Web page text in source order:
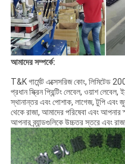
আমাদের সম্পর্কে:
T&K গার্মেন্ট এক্সেসরিজ কোং, লিমিটেড
প্রধান স্ক্রিন প্রিন্টিং লেবেল, ওয়াশ
স্থানান্তর এবং পোশাক, লাগেজ, টুপি এবং
থেকে রাজা, আমাদের পরিষেবা এবং আপনার
আপনার ব্র্যান্ডগুলিকে উচ্চতর স্তরে এবং